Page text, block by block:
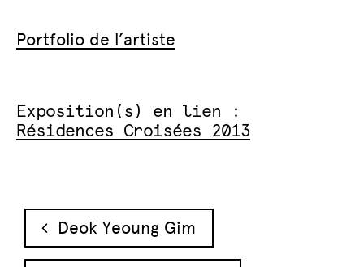
Portfolio de l’artiste
Exposition(s) en lien :
Résidences Croisées 2013
Navigation des articles
Deok Yeoung Gim